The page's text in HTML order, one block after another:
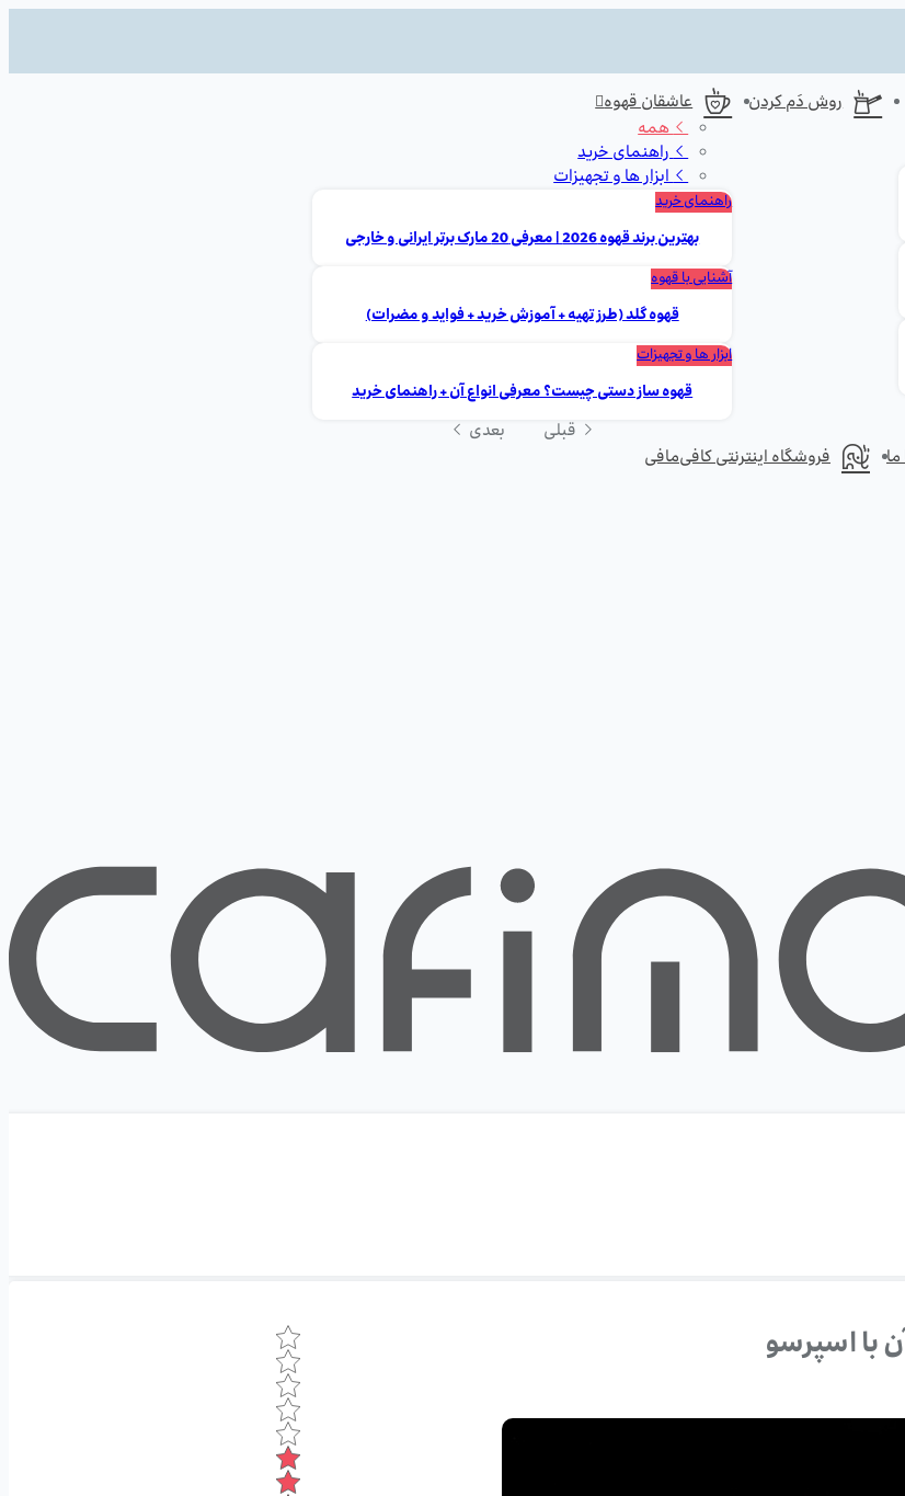
روش دَم کردن
عاشقان قهوه
همه
راهنمای خرید
ابزار ها و تجهیزات
راهنمای خرید
بهترین برند قهوه 2026 | معرفی 20 مارک برتر ایرانی و خارجی
آشنایی با قهوه
قهوه گلد (طرز تهیه + آموزش خرید + فواید و مضرات)
ابزار ها و تجهیزات
قهوه ساز دستی چیست؟ معرفی انواع آن + راهنمای خرید
قبلی
بعدی
فروشگاه اینترنتی کافی‌مافی
با اسپرسو